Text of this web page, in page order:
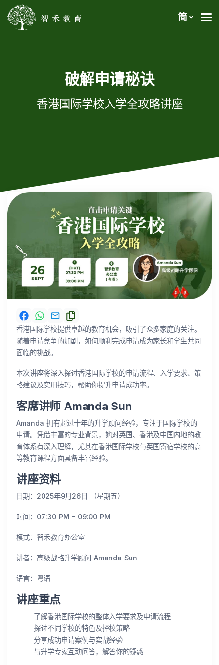
简
破解申请秘诀
香港国际学校入学全攻略讲座
香港国际学校提供卓越的教育机会，吸引了众多家庭的关注。
随着申请竞争的加剧，如何顺利完成申请成为家长和学生共同
面临的挑战。
本次讲座将深入探讨香港国际学校的申请流程、入学要求、策
略建议及实用技巧，帮助你提升申请成功率。
客席讲师 Amanda Sun
Amanda 拥有超过十年的升学顾问经验，专注于国际学校的
申请。凭借丰富的专业背景，她对英国、香港及中国内地的教
育体系有深入理解，尤其在香港国际学校与英国寄宿学校的高
等教育课程方面具备丰富经验。
讲座资料
日期：2025年9月26日 （星期五）
时间：07:30 PM - 09:00 PM
模式：智禾教育办公室
讲者：高级战略升学顾问 Amanda Sun
语言：粤语
讲座重点
了解香港国际学校的整体入学要求及申请流程
探讨不同学校的特色及择校策略
分享成功申请案例与实战经验
与升学专家互动问答，解答你的疑惑